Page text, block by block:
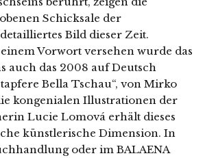
Schicksale der
Bild dieser Zeit.
Vorwort versehen wurde das
auch das 2008 auf Deutsch
Bella Tschau“, von Mirko
kongenialen Illustrationen der
Lucie Lomová erhält dieses
künstlerische Dimension. In
oder im BALAENA